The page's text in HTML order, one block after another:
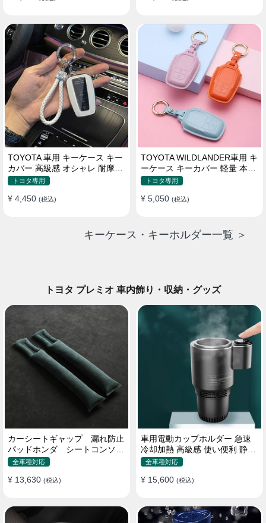
TOYOTA 車用 キーケース キー
カバー 高級感 オシャレ 耐摩耗
耐久性 高品質レザー 傷 汚れ防
トヨタ専用
¥ 4,450 (税込)
TOYOTA WILDLANDER車用 キ
ーケース キーカバー 軽量 本革
かわいい 耐摩耗 耐久性
トヨタ専用
¥ 5,050 (税込)
キーケース・キーホルダー一覧 ＞
トヨタ プレミオ 車内飾り・収納・グッズ
カーシートギャップ 漏れ防止
パッドホンダ シートコンソー
ル 隙間 クッション
全車種対応
¥ 13,630 (税込)
車用電動カップホルダー 急速
冷却加熱 高級感 使い便利 静音
収納 飲み物
全車種対応
¥ 15,600 (税込)